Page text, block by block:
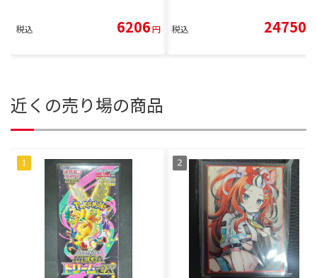
税込 6206円 税込 24750
近くの売り場の商品